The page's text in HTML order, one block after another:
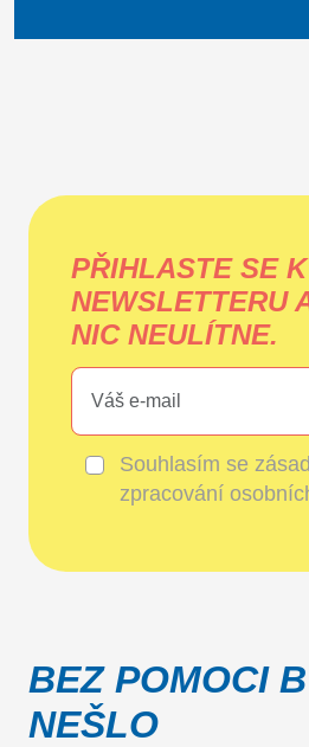
PŘIHLASTE SE
NEWSLETTERU
NIC NEULÍTNE.
Souhlasím se
zpracování
BEZ POMOCI
NEŠLO